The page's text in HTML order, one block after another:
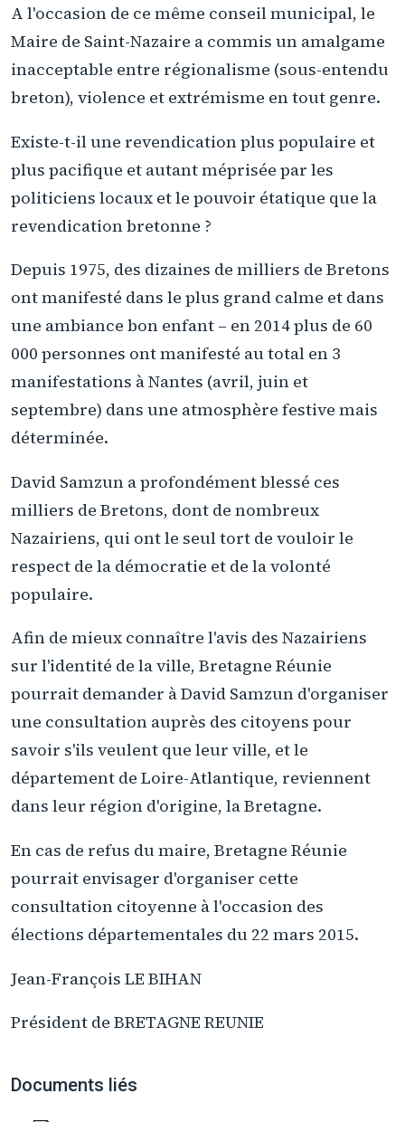
A l'occasion de ce même conseil municipal, le
Maire de Saint-Nazaire a commis un amalgame
inacceptable entre régionalisme (sous-entendu
breton), violence et extrémisme en tout genre.
Existe-t-il une revendication plus populaire et
plus pacifique et autant méprisée par les
politiciens locaux et le pouvoir étatique que la
revendication bretonne ?
Depuis 1975, des dizaines de milliers de Bretons
ont manifesté dans le plus grand calme et dans
une ambiance bon enfant – en 2014 plus de 60
000 personnes ont manifesté au total en 3
manifestations à Nantes (avril, juin et
septembre) dans une atmosphère festive mais
déterminée.
David Samzun a profondément blessé ces
milliers de Bretons, dont de nombreux
Nazairiens, qui ont le seul tort de vouloir le
respect de la démocratie et de la volonté
populaire.
Afin de mieux connaître l'avis des Nazairiens
sur l'identité de la ville, Bretagne Réunie
pourrait demander à David Samzun d'organiser
une consultation auprès des citoyens pour
savoir s'ils veulent que leur ville, et le
département de Loire-Atlantique, reviennent
dans leur région d'origine, la Bretagne.
En cas de refus du maire, Bretagne Réunie
pourrait envisager d'organiser cette
consultation citoyenne à l'occasion des
élections départementales du 22 mars 2015.
Jean-François LE BIHAN
Président de BRETAGNE REUNIE
Documents liés